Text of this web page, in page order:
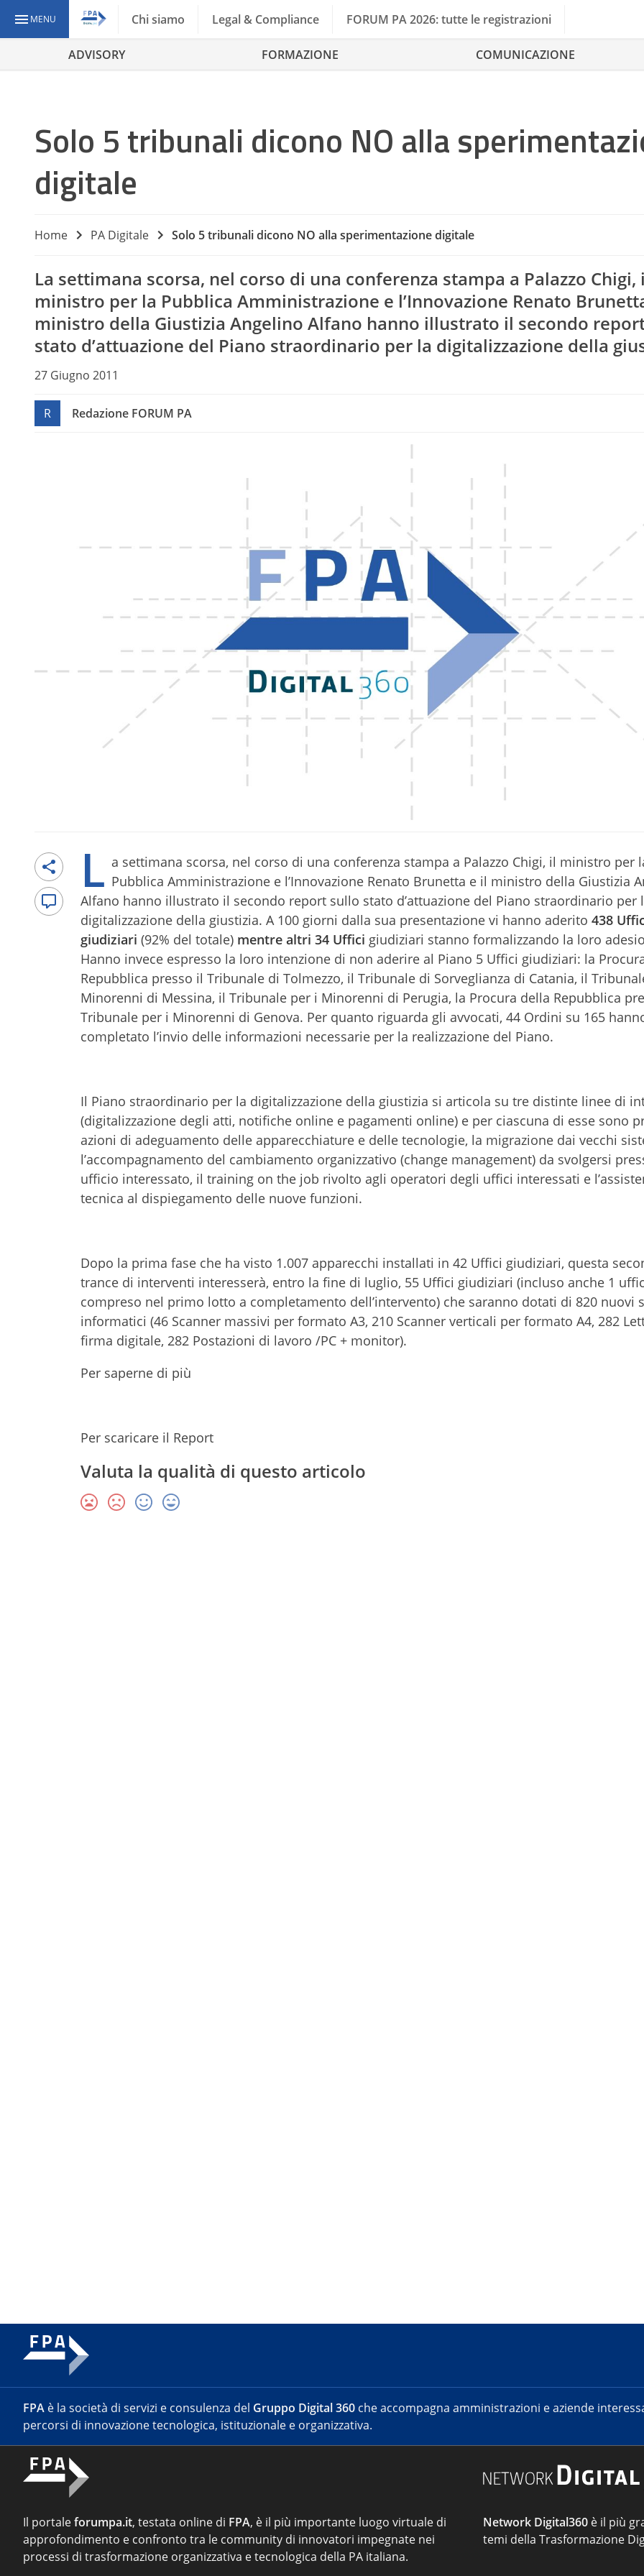
MENU Chi siamo Legal & Compliance FORUM PA 2026: tutte le registrazioni
ADVISORY FORMAZIONE COMUNICAZIONE
Solo 5 tribunali dicono NO alla
digitale
Home PA Digitale Solo 5 tribunali dicono NO alla sperimentazione digitale
La settimana scorsa, nel corso di una conferenza stampa a Palazzo Chigi,
ministro per la Pubblica Amministrazione e l’Innovazione Renato
ministro della Giustizia Angelino Alfano hanno illustrato il secondo
stato d’attuazione del Piano straordinario per la digitalizzazione della
27 Giugno 2011
R Redazione FORUM PA
L a settimana scorsa, nel corso di una conferenza stampa a Palazzo Chigi, il ministro per
Pubblica Amministrazione e l’Innovazione Renato Brunetta e il ministro della Giustizia
Alfano hanno illustrato il secondo report sullo stato d’attuazione del Piano straordinario per
digitalizzazione della giustizia. A 100 giorni dalla sua presentazione vi hanno aderito 438
giudiziari (92% del totale) mentre altri 34 Uffici giudiziari stanno formalizzando la loro
Hanno invece espresso la loro intenzione di non aderire al Piano 5 Uffici giudiziari: la
Repubblica presso il Tribunale di Tolmezzo, il Tribunale di Sorveglianza di Catania, il
Minorenni di Messina, il Tribunale per i Minorenni di Perugia, la Procura della Repubblica
Tribunale per i Minorenni di Genova. Per quanto riguarda gli avvocati, 44 Ordini su 165
completato l’invio delle informazioni necessarie per la realizzazione del Piano.
Il Piano straordinario per la digitalizzazione della giustizia si articola su tre distinte linee di
(digitalizzazione degli atti, notifiche online e pagamenti online) e per ciascuna di esse sono
azioni di adeguamento delle apparecchiature e delle tecnologie, la migrazione dai vecchi
l’accompagnamento del cambiamento organizzativo (change management) da svolgersi
ufficio interessato, il training on the job rivolto agli operatori degli uffici interessati e
tecnica al dispiegamento delle nuove funzioni.
Dopo la prima fase che ha visto 1.007 apparecchi installati in 42 Uffici giudiziari, questa
trance di interventi interesserà, entro la fine di luglio, 55 Uffici giudiziari (incluso anche 1
compreso nel primo lotto a completamento dell’intervento) che saranno dotati di 820 nuovi
informatici (46 Scanner massivi per formato A3, 210 Scanner verticali per formato A4, 282
firma digitale, 282 Postazioni di lavoro /PC + monitor).
Per saperne di più
Per scaricare il Report
Valuta la qualità di questo articolo
FPA è la società di servizi e consulenza del Gruppo Digital 360 che accompagna amministrazioni e aziende
percorsi di innovazione tecnologica, istituzionale e organizzativa.
Il portaleforumpa.it, testata online di FPA, è il più importante luogo virtuale di
approfondimento e confronto tra le community di innovatori impegnate nei
processi di trasformazione organizzativa e tecnologica della PA italiana.
Network Digital360 è il più
temi della Trasformazione